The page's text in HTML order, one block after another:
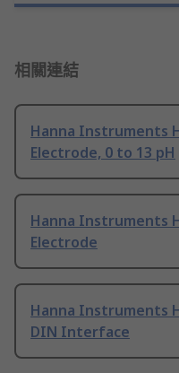
相關連結
Hanna Instruments
Electrode, 0 to 13 pH
Hanna Instruments
Electrode
Hanna Instruments
DIN Interface